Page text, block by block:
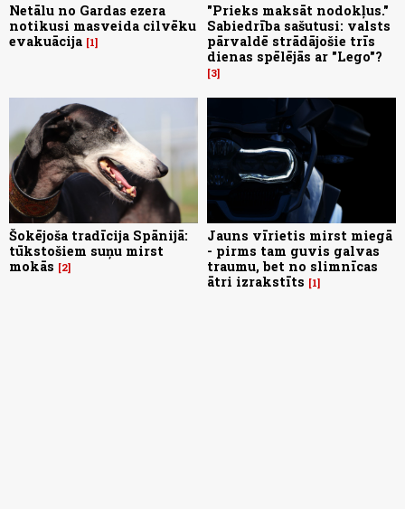
Netālu no Gardas ezera
notikusi masveida cilvēku
evakuācija 1
"Prieks maksāt nodokļus."
Sabiedrība sašutusi: valsts
pārvaldē strādājošie trīs
dienas spēlējās ar "Lego"?
3
Šokējoša tradīcija Spānijā:
tūkstošiem suņu mirst
mokās
2
Jauns vīrietis mirst miegā
- pirms tam guvis galvas
traumu, bet no slimnīcas
ātri izrakstīts
1